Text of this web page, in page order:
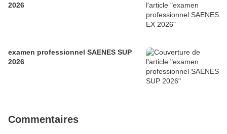
2026
examen professionnel SAENES SUP
2026
Commentaires